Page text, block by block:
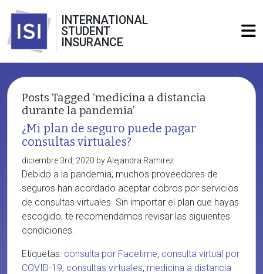
INTERNATIONAL
STUDENT
INSURANCE
Posts Tagged ‘medicina a distancia
durante la pandemia’
¿Mi plan de seguro puede pagar
consultas virtuales?
diciembre 3rd, 2020 by Alejandra Ramirez
Debido a la pandemia, muchos proveedores de
seguros han acordado aceptar cobros por servicios
de consultas virtuales. Sin importar el plan que hayas
escogido, te recomendamos revisar las siguientes
condiciones.
Etiquetas: consulta por Facetime, consulta virtual por
COVID-19, consultas virtuales, medicina a distancia